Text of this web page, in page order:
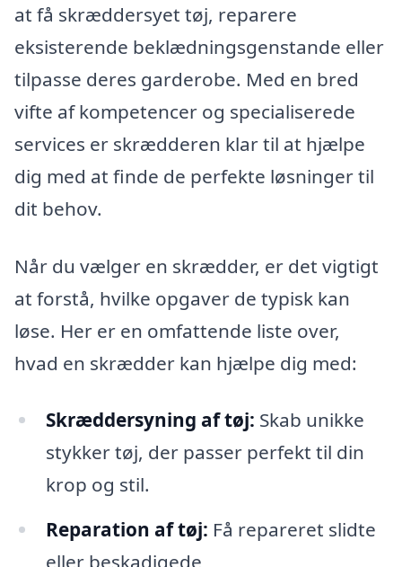
at få skræddersyet tøj, reparere
eksisterende beklædningsgenstande eller
tilpasse deres garderobe. Med en bred
vifte af kompetencer og specialiserede
services er skrædderen klar til at hjælpe
dig med at finde de perfekte løsninger til
dit behov.
Når du vælger en skrædder, er det vigtigt
at forstå, hvilke opgaver de typisk kan
løse. Her er en omfattende liste over,
hvad en skrædder kan hjælpe dig med:
Skræddersyning af tøj: Skab unikke
stykker tøj, der passer perfekt til din
krop og stil.
Reparation af tøj: Få repareret slidte
eller beskadigede